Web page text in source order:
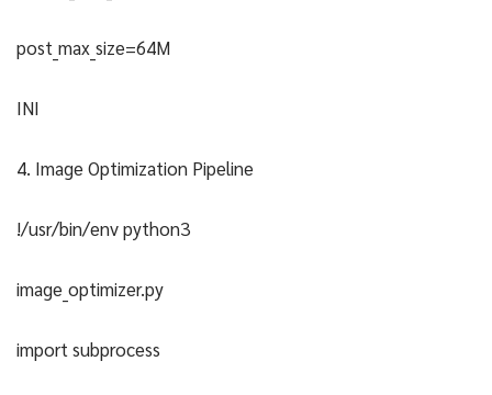
post_max_size=64M
INI
4. Image Optimization Pipeline
!/usr/bin/env python3
image_optimizer.py
import subprocess